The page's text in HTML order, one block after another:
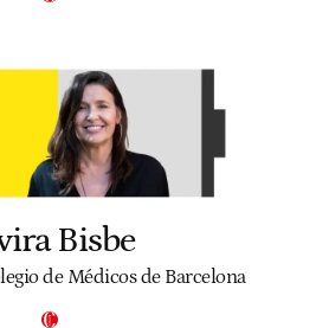
Bisbe
de Médicos de Barcelona